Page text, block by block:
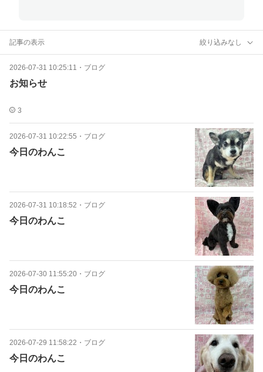
記事の表示 絞り込みなし
2026-07-31 10:25:11 ・ ブログ
お知らせ
3
2026-07-31 10:22:55 ・ ブログ
今日のわんこ
2026-07-31 10:18:52 ・ ブログ
今日のわんこ
2026-07-30 11:55:20 ・ ブログ
今日のわんこ
2026-07-29 11:58:22 ・ ブログ
今日のわんこ